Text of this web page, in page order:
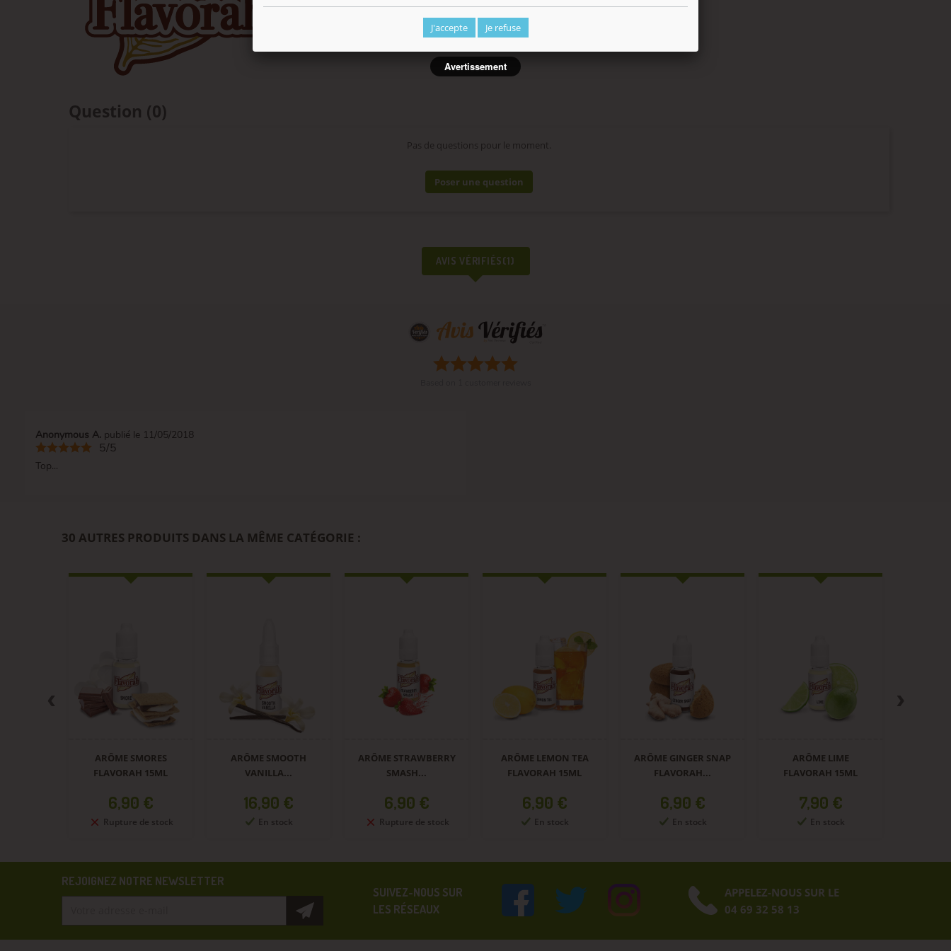
Question (0)
Pas de questions pour le moment.
Poser une question
AVIS VÉRIFIÉS(1)
Anonymous A. publié le 11/05/2018
5/5
Top...
30 AUTRES PRODUITS DANS LA MÊME CATÉGORIE :
ARÔME SMORES
FLAVORAH 15ML
Prix
6,90 €
Rupture de stock
ARÔME SMOOTH
VANILLA...
Prix
16,90 €
En stock
ARÔME STRAWBERRY
SMASH...
Prix
6,90 €
Rupture de stock
ARÔME LEMON TEA
FLAVORAH 15ML
Prix
6,90 €
En stock
ARÔME GINGER SNAP
FLAVORAH...
Prix
6,90 €
En stock
ARÔME LIME
FLAVORAH 15ML
Prix
7,90 €
En stock
REJOIGNEZ NOTRE NEWSLETTER
SUIVEZ-NOUS SUR
LES RÉSEAUX
APPELEZ-NOUS SUR LE
04 69 32 58 13
J'accepte Je refuse
Avertissement